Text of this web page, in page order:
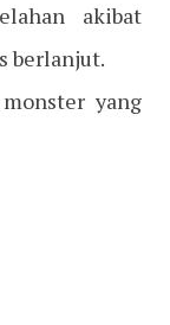
akibat
berlanjut.
yang